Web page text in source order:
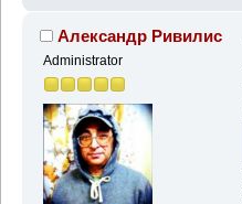
Александр Ривилис
Administrator